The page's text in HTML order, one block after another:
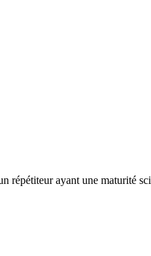
répétiteur ayant une maturité